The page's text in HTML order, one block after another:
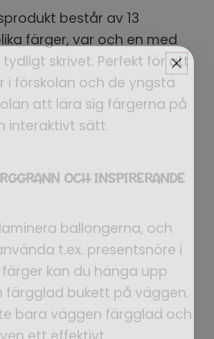
består av 13
färger, var och en med
skrivet. Perfekt för att
i förskolan och de yngsta
att lära sig färgerna på
interaktivt sätt.
OCH INSPIRERANDE
ballongerna, och
t.ex. presentsnöre i
kan du hänga upp
färgglad bukett på väggen.
bara väggen färgglad och